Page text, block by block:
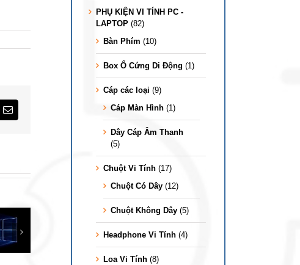
Email
tắt cách
trên
Tìm hiểu về lệnh DIR
[Directory] trong CMD
[Command Prompt]
PHỤ KIỆN VI TÍNH PC -
LAPTOP (82)
Bàn Phím (10)
Box Ổ Cứng Di Động (1)
Cáp các loại (9)
Cáp Màn Hình (1)
Dây Cáp Âm Thanh
(5)
Chuột Vi Tính (17)
Chuột Có Dây (12)
Chuột Không Dây (5)
Headphone Vi Tính (4)
Loa Vi Tính (8)